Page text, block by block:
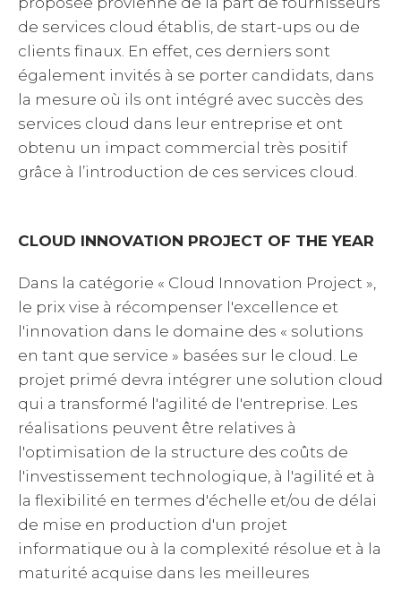
de services cloud établis, de start-ups ou de
clients finaux. En effet, ces derniers sont
également invités à se porter candidats, dans
la mesure où ils ont intégré avec succès des
services cloud dans leur entreprise et ont
obtenu un impact commercial très positif
grâce à l’introduction de ces services cloud.
CLOUD INNOVATION PROJECT OF THE YEAR
Dans la catégorie « Cloud Innovation Project »,
le prix vise à récompenser l'excellence et
l'innovation dans le domaine des « solutions
en tant que service » basées sur le cloud. Le
projet primé devra intégrer une solution cloud
qui a transformé l'agilité de l'entreprise. Les
réalisations peuvent être relatives à
l'optimisation de la structure des coûts de
l'investissement technologique, à l'agilité et à
la flexibilité en termes d'échelle et/ou de délai
de mise en production d'un projet
informatique ou à la complexité résolue et à la
maturité acquise dans les meilleures